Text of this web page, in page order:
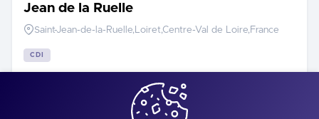
Jean de la Ruelle
Saint-Jean-de-la-Ruelle,Loiret,Centre-Val de Loire,France
CDI